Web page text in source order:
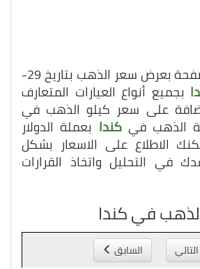
قمنا في هذه الصفحة بعرض سعر الذهب بتاريخ 29-
بجميع أنواع العيارات المتعارف
على سعر كيلو الذهب في
الذهب فيكندا بعملة الدولار
الاطلاع على الاسعار بشكل
في التحليل واتخاذ القرارات
في كندا
التالي السابق